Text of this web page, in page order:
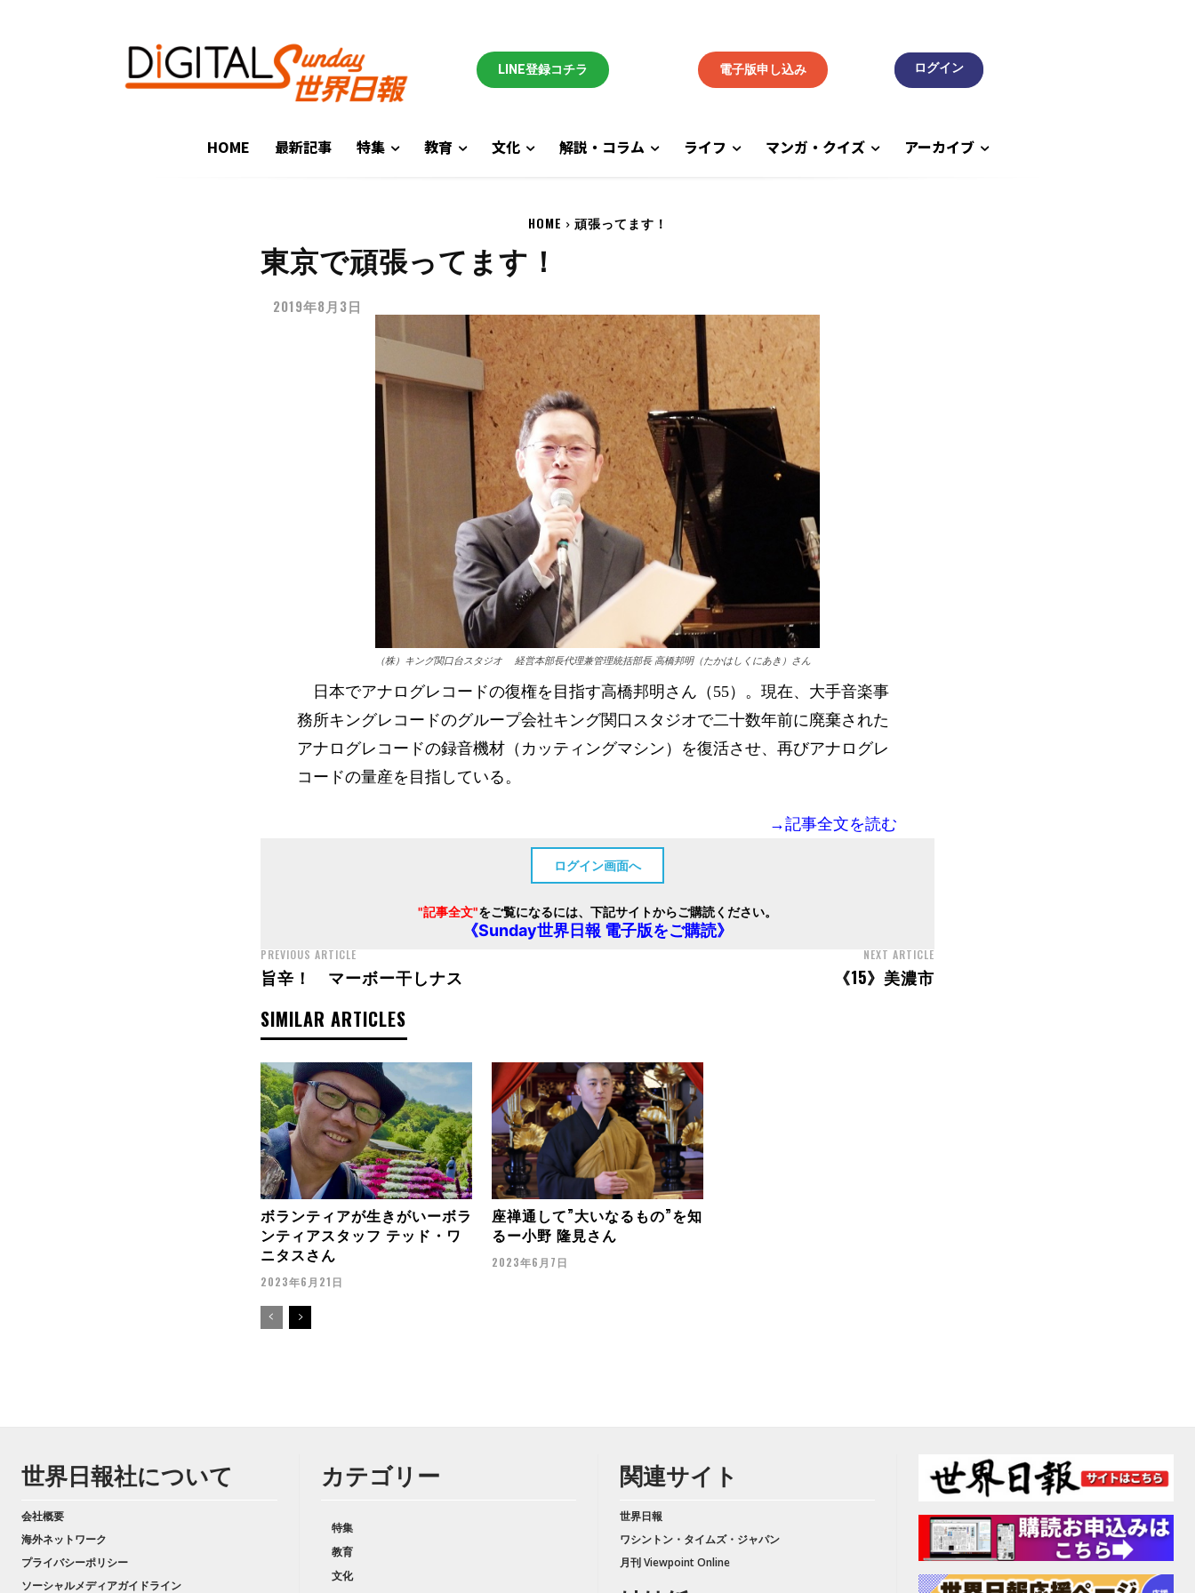
LINE登録コチラ 電子版申し込み
HOME 最新記事 特集 教育 文化 解説・コラム ライフ マンガ・クイズ アーカイブ
HOME 頑張ってます！
東京で頑張ってます！
2019年8月3日
（株）キング関口台スタジオ 経営本部長代理兼管理統括部長 高橋邦明（たかはしくにあき）さん
日本でアナログレコードの復権を目指す高橋邦明さん（55）。現在、大手音楽事
務所キングレコードのグループ会社キング関口スタジオで二十数年前に廃棄された
アナログレコードの録音機材（カッティングマシン）を復活させ、再びアナログレ
コードの量産を目指している。
→記事全文を読む
ログイン画面へ
"記事全文"をご覧になるには、下記サイトからご購読ください。
《Sunday世界日報 電子版をご購読》
PREVIOUS ARTICLE
旨辛！ マーボー干しナス
NEXT ARTICLE
《15》美濃市
SIMILAR ARTICLES
ボランティアが生きがいーボラ
ンティアスタッフ テッド・ワ
ニタスさん
2023年6月21日
座禅通して”大いなるもの”を知
るー小野 隆見さん
2023年6月7日
世界日報社について
会社概要
海外ネットワーク
プライバシーポリシー
ソーシャルメディアガイドライン
カテゴリー
特集
教育
文化
関連サイト
世界日報
ワシントン・タイムズ・ジャパン
月刊 Viewpoint Online